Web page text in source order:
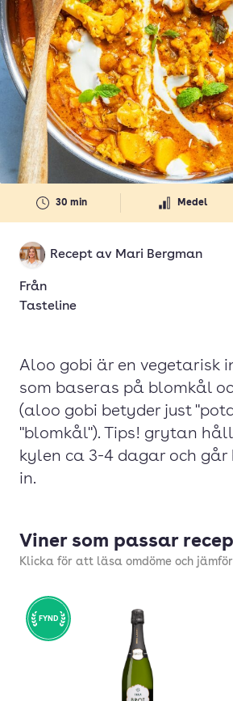
30 min Medel
Recept av Mari Bergman
Från
Tasteline
Aloo gobi är en vegetarisk
som baseras på blomkål
(aloo gobi betyder just
"blomkål"). Tips! grytan
kylen ca 3-4 dagar och
in.
Viner som passar
Klicka för att läsa omdöme och
FYND